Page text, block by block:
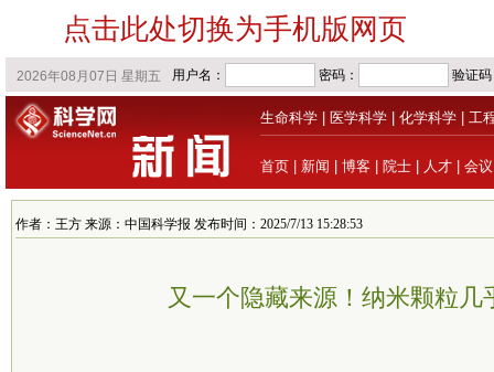
点击此处切换为手机版网页
生命科学 医学科学 化学科学 工
首页 新闻 博客 院士 人才 会议
作者：王方 来源：中国科学报 发布时间：2025/7/13 15:28:53
又一个隐藏来源！纳米颗粒几